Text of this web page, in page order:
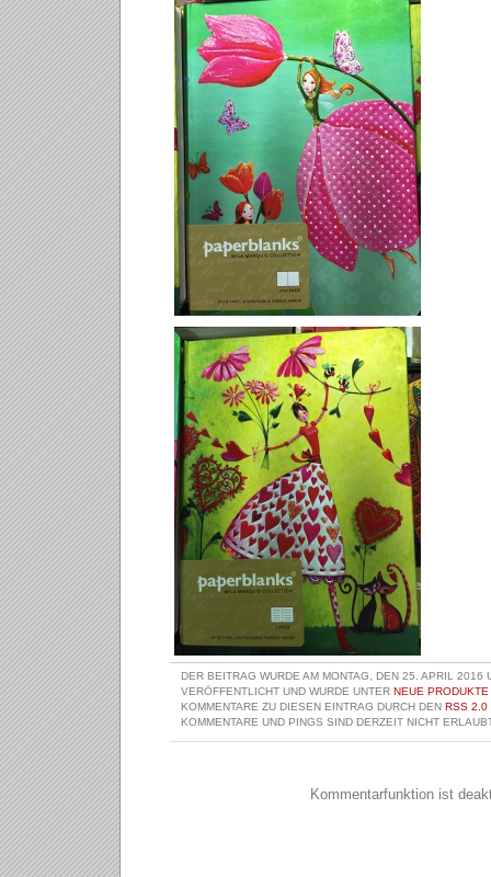
DER BEITRAG WURDE AM MONTAG, DEN 25. APRIL 2016
VERÖFFENTLICHT UND WURDE UNTER NEUE PRODUKTE
KOMMENTARE ZU DIESEN EINTRAG DURCH DEN RSS 2.0
KOMMENTARE UND PINGS SIND DERZEIT NICHT
Kommentarfunktion ist